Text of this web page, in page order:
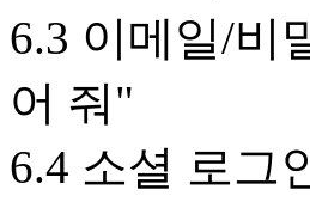
6.3 이메일/비
어 줘"
6.4 소셜 로그